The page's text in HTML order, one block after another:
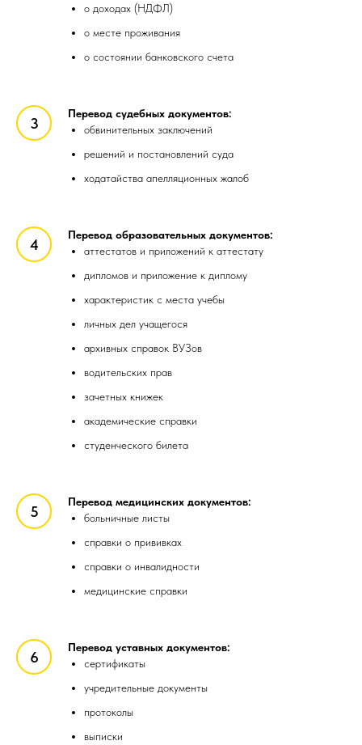
о доходах (НДФЛ)
о месте проживания
о состоянии банковского счета
Перевод судебных документов:
обвинительных заключений
решений и постановлений суда
ходатайства апелляционных жалоб
Перевод образовательных документов:
аттестатов и приложений к аттестату
дипломов и приложение к диплому
характеристик с места учебы
личных дел учащегося
архивных справок ВУЗов
водительских прав
зачетных книжек
академические справки
студенческого билета
Перевод медицинских документов:
больничные листы
справки о прививках
справки о инвалидности
медицинские справки
Перевод уставных документов:
сертификаты
учредительные документы
протоколы
выписки